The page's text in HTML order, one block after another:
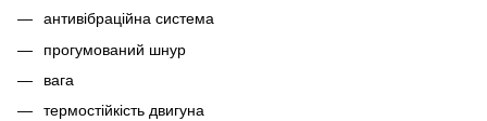
антивібраційна система
прогумований шнур
вага
термостійкість двигуна